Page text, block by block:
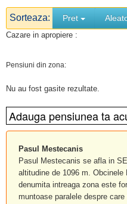
Sorteaza: Pret
Cazare in apropiere :
Pensiuni din zona:
Nu au fost gasite rezultate.
Pasul Mestecanis
Pasul Mestecanis se afla in
altitudine de 1096 m.
denumita intreaga zona este
muntoase paralele despre